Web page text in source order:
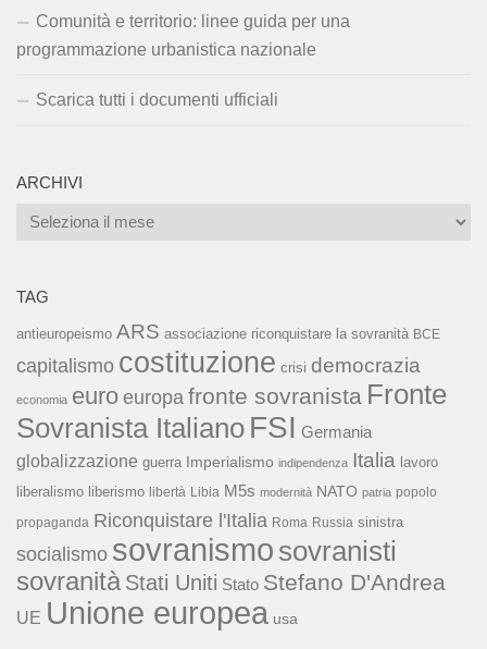
Comunità e territorio: linee guida per una
programmazione urbanistica nazionale
Scarica tutti i documenti ufficiali
ARCHIVI
Archivi
TAG
antieuropeismo ARS associazione riconquistare la sovranità BCE
capitalismo costituzione crisi democrazia
economia euro europa fronte sovranista Fronte
Sovranista Italiano FSI Germania
globalizzazione guerra Imperialismo indipendenza Italia lavoro
liberalismo liberismo libertà Libia M5s modernità NATO patria popolo
propaganda Riconquistare l'Italia Roma Russia sinistra
socialismo sovranismo sovranisti
sovranità Stati Uniti Stato Stefano D'Andrea
UE Unione europea usa